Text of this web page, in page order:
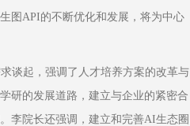
图API的不断优化和发展，将为中心
谈起，强调了人才培养方案的改革与
研的发展道路，建立与企业的紧密合
李院长还强调，建立和完善AI生态圈